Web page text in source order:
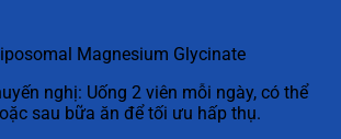
Magnesium Glycinate
nghị: Uống 2 viên mỗi ngày, có thể
sau bữa ăn để tối ưu hấp thụ.